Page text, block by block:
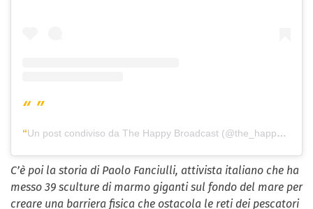
Un post condiviso da The Happy Broadcast (@the_happy_broadcast)
C’è poi la storia di Paolo Fanciulli, attivista italiano che ha
messo 39 sculture di marmo giganti sul fondo del mare per
creare una barriera fisica che ostacola le reti dei pescatori